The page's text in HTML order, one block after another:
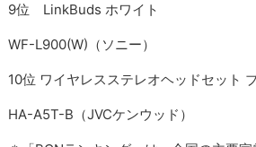
9位 LinkBuds ホワイト
WF-L900(W)（ソニー）
10位 ワイヤレスステレオヘッドセット
HA-A5T-B（JVCケンウッド）